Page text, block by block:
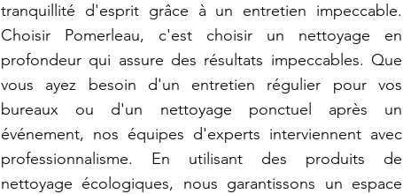
tranquillité d'esprit grâce à un entretien impeccable.
Choisir Pomerleau, c'est choisir un nettoyage en
profondeur qui assure des résultats impeccables. Que
vous ayez besoin d'un entretien régulier pour vos
bureaux ou d'un nettoyage ponctuel après un
événement, nos équipes d'experts interviennent avec
professionnalisme. En utilisant des produits de
nettoyage écologiques, nous garantissons un espace